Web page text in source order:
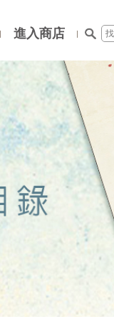
進入商店